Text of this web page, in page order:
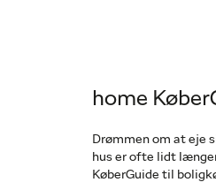
home
Drømmen om at eje
hus er ofte lidt
KøberGuide til